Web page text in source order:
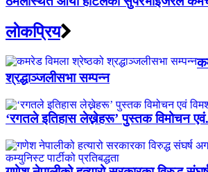
लाेकप्रिय
श्रद्धाञ्जलीसभा सम्पन्न
‘रगतले इतिहास लेख्नेहरू’ पुस्तक विमोचन